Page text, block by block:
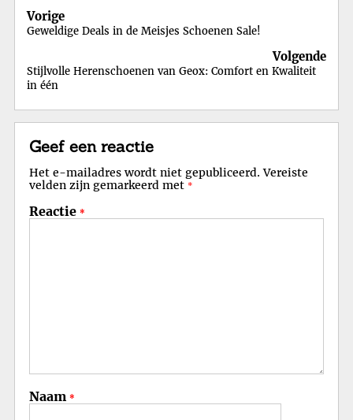
Berichtnavigatie
Vorige
Geweldige Deals in de Meisjes Schoenen Sale!
Volgende
Stijlvolle Herenschoenen van Geox: Comfort en Kwaliteit
in één
Geef een reactie
Het e-mailadres wordt niet gepubliceerd. Vereiste
velden zijn gemarkeerd met *
Reactie *
Naam *